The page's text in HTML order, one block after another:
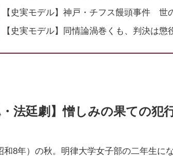
【史実モデル】神戸・チフス饅頭事件 世
【史実モデル】同情論渦巻くも、判決は懲
・法廷劇】憎しみの果ての犯
和8年）の秋。明律大学女子部の二年生